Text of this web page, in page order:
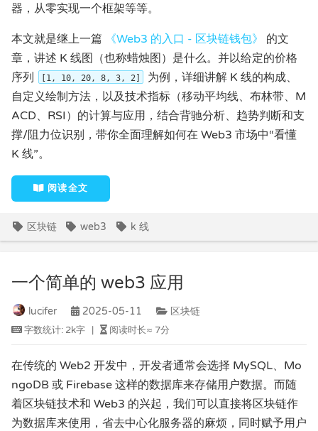
器，从零实现一个框架等等。
本文就是继上一篇 《Web3 的入口 - 区块链钱包》
的文
章，讲述 K 线图（也称蜡烛图）是什么。并以给定的价格
序列
[1, 10, 20, 8, 3, 2]
为例，详细讲解 K 线的构成、
自定义绘制方法，以及技术指标（移动平均线、布林带、M
ACD、RSI）的计算与应用，结合背驰分析、趋势判断和支
撑/阻力位识别，带你全面理解如何在 Web3 市场中“看懂
K 线”。
阅读全文
区块链 web3 k 线
一个简单的 web3 应用
lucifer 2025-05-11 区块链
字数统计: 2k字 阅读时长≈ 7分
在传统的 Web2 开发中，开发者通常会选择 MySQL、Mo
ngoDB 或 Firebase 这样的数据库来存储用户数据。而随
着区块链技术和 Web3 的兴起，我们可以直接将区块链作
为数据库来使用，省去中心化服务器的麻烦，同时赋予用户